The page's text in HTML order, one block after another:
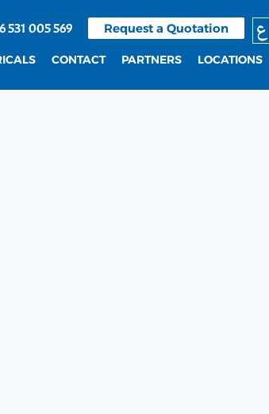
531 005 569 Request a Quotation ع
CONTACT PARTNERS LOCATIONS